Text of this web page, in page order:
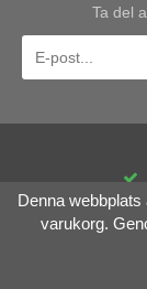
Ta del
30
Denna
varukorg.